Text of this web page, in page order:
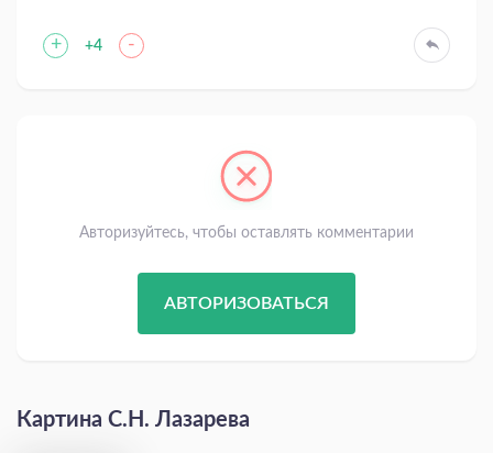
+ +4 -
Авторизуйтесь, чтобы оставлять комментарии
АВТОРИЗОВАТЬСЯ
Картина С.Н. Лазарева